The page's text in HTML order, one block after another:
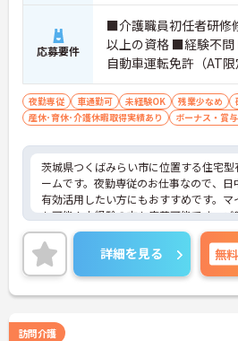
応募要件
■介護職員初任者研修
以上の資格 ■経験不
自動車運転免許（AT
夜勤専従 車通勤可 未経験OK 残業少なめ
産休･育休･介護休暇取得実績あり
ボーナス・賞
茨城県つくばみらい市に位置する住宅型
ームです。夜勤専従のお仕事なので、日
有効活用したい方にもおすすめです。マ
も可能！未経験の方も応募可能です。ご
ちの方はお気軽にお問い合わせください
詳細を見る 無料
訪問介護